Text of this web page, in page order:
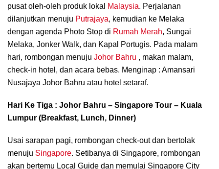
pusat oleh-oleh produk lokal
Malaysia. Perjalanan
dilanjutkan menuju Putrajaya, kemudian ke Melaka
dengan agenda Photo Stop di Rumah Merah, Sungai
Melaka, Jonker Walk, dan Kapal Portugis. Pada malam
hari, rombongan menuju Johor Bahru , makan malam,
check-in hotel, dan acara bebas. Menginap : Amansari
Nusajaya Johor Bahru atau hotel setaraf.
Hari Ke Tiga : Johor Bahru – Singapore Tour – Kuala
Lumpur (Breakfast, Lunch, Dinner)
Usai sarapan pagi, rombongan check-out dan bertolak
menuju Singapore. Setibanya di Singapore, rombongan
akan bertemu Local Guide dan memulai Singapore City